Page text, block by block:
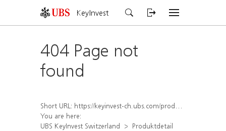
KeyInvest
404 Page not
found
Short URL: https://keyinvest-ch.ubs.com/produkt/detail/index/isin/CH1579755666
You are here:
UBS KeyInvest Switzerland
Produktdetail